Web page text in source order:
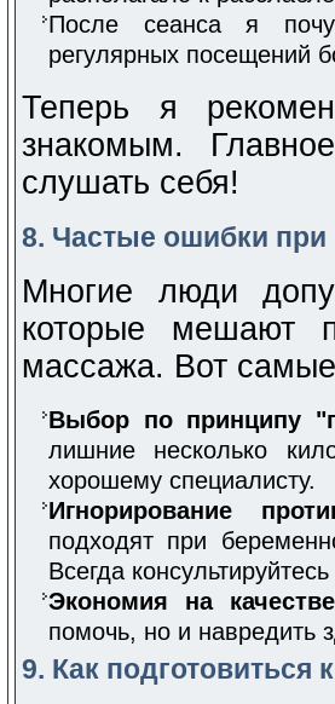
После сеанса я
регулярных посещений
Теперь я
знакомым.
слушать себя!
8. Частые ошибки
Многие люди
которые мешают
массажа. Вот
Выбор по принципу
лишние несколько
хорошему специалисту.
Игнорирование
подходят при
Всегда
Экономия на
помочь, но и навредить
9. Как